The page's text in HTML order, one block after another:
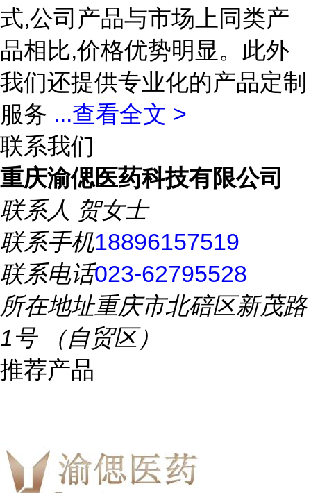
式,公司产品与市场上同类产
品相比,价格优势明显。此外
我们还提供专业化的产品定制
服务 ...查看全文 >
联系我们
重庆渝偲医药科技有限公司
联系人 贺女士
联系手机18896157519
联系电话023-62795528
所在地址重庆市北碚区新茂路
1号 （自贸区）
推荐产品